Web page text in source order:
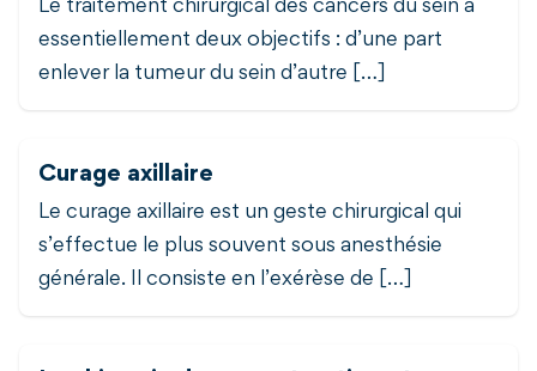
Le traitement chirurgical des cancers du sein a
essentiellement deux objectifs : d’une part
enlever la tumeur du sein d’autre […]
Curage axillaire
Le curage axillaire est un geste chirurgical qui
s’effectue le plus souvent sous anesthésie
générale. Il consiste en l’exérèse de […]